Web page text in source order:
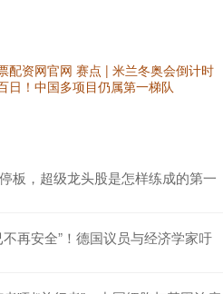
配资网官网 赛点 | 米兰冬奥会倒计时
日！中国多项目仍属第一梯队
板，超级龙头股是怎样练成的第一
再安全”！德国议员与经济学家吁